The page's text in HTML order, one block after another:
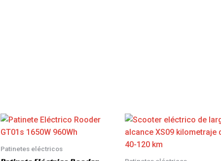
Patinetes eléctricos